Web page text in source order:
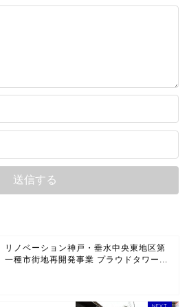
リノベーション神戸・垂水中央東地区第
一種市街地再開発事業 プラウドタワー...